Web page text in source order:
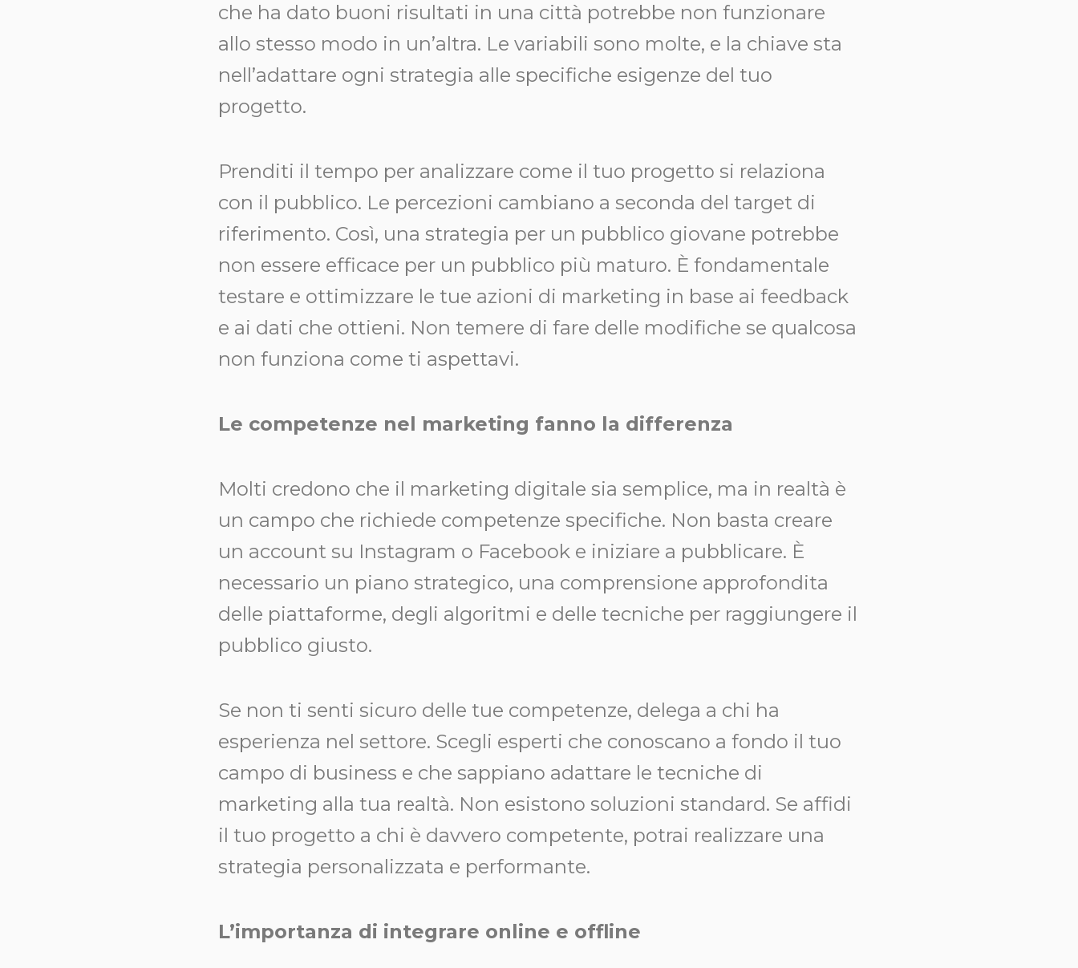
che ha dato buoni risultati in una città potrebbe non funzionare
allo stesso modo in un’altra. Le variabili sono molte, e la chiave sta
nell’adattare ogni strategia alle specifiche esigenze del tuo
progetto.
Prenditi il tempo per analizzare come il tuo progetto si relaziona
con il pubblico. Le percezioni cambiano a seconda del target di
riferimento. Così, una strategia per un pubblico giovane potrebbe
non essere efficace per un pubblico più maturo. È fondamentale
testare e ottimizzare le tue azioni di marketing in base ai feedback
e ai dati che ottieni. Non temere di fare delle modifiche se qualcosa
non funziona come ti aspettavi.
Le competenze nel marketing fanno la differenza
Molti credono che il marketing digitale sia semplice, ma in realtà è
un campo che richiede competenze specifiche. Non basta creare
un account su Instagram o Facebook e iniziare a pubblicare. È
necessario un piano strategico, una comprensione approfondita
delle piattaforme, degli algoritmi e delle tecniche per raggiungere il
pubblico giusto.
Se non ti senti sicuro delle tue competenze, delega a chi ha
esperienza nel settore. Scegli esperti che conoscano a fondo il tuo
campo di business e che sappiano adattare le tecniche di
marketing alla tua realtà. Non esistono soluzioni standard. Se affidi
il tuo progetto a chi è davvero competente, potrai realizzare una
strategia personalizzata e performante.
L’importanza di integrare online e offline